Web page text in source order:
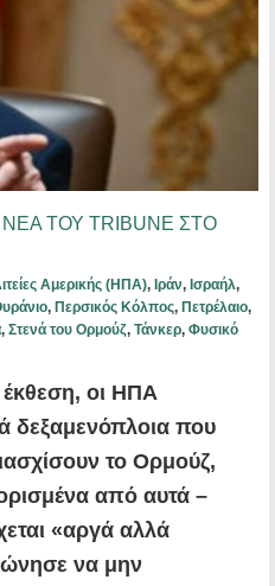
ΤΟΥ TRIBUNE ΣΤΟ
Αμερικής (ΗΠΑ), Ιράν, Ισραήλ,
, Περσικός Κόλπος, Πετρέλαιο,
, Στενά του Ορμούζ, Τάνκερ, Φυσικό
οι ΗΠΑ
δεξαμενόπλοια που
το Ορμούζ,
από αυτά –
«αργά αλλά
να μην